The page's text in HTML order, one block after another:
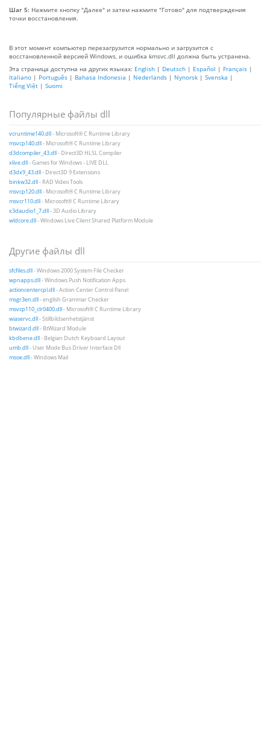
Шаг 5: Нажмите кнопку "Далее" и затем нажмите "Готово" для подтверждения
точки восстановления.
В этот момент компьютер перезагрузится нормально и загрузится с
восстановленной версией Windows, и ошибка kmsvc.dll должна быть устранена.
Эта страница доступна на других языках: English | Deutsch | Español | Français |
Italiano | Português | Bahasa Indonesia | Nederlands | Nynorsk | Svenska |
Tiếng Việt | Suomi
Популярные файлы dll
vcruntime140.dll- Microsoft® C Runtime Library
msvcp140.dll- Microsoft® C Runtime Library
d3dcompiler_43.dll- Direct3D HLSL Compiler
xlive.dll- Games for Windows - LIVE DLL
d3dx9_43.dll- Direct3D 9 Extensions
binkw32.dll- RAD Video Tools
msvcp120.dll- Microsoft® C Runtime Library
msvcr110.dll- Microsoft® C Runtime Library
x3daudio1_7.dll- 3D Audio Library
wldcore.dll- Windows Live Client Shared Platform Module
Другие файлы dll
sfcfiles.dll- Windows 2000 System File Checker
wpnapps.dll- Windows Push Notification Apps
actioncentercpl.dll- Action Center Control Panel
msgr3en.dll- english Grammar Checker
msvcp110_clr0400.dll- Microsoft® C Runtime Library
wiaservc.dll- Stillbildsenhetstjänst
btwizard.dll- BtWizard Module
kbdbene.dll- Belgian Dutch Keyboard Layout
umb.dll- User Mode Bus Driver Interface Dll
msoe.dll- Windows Mail